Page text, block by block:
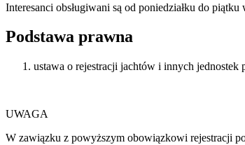
Interesanci obsługiwani są od poniedziałku do
Podstawa prawna
ustawa o rejestracji jachtów i innych
UWAGA
W zawiązku z powyższym obowiązkowi rejestracji